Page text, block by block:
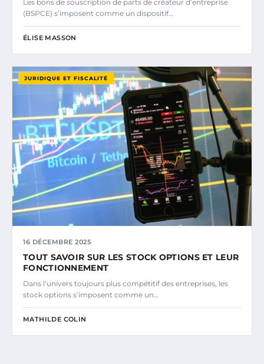
Les bons de souscription de parts de créateur d’entreprise
(BSPCE) s’imposent comme un dispositif…
ÉLISE MASSON
JURIDIQUE ET FISCALITÉ
16 DÉCEMBRE 2025
TOUT SAVOIR SUR LES STOCK OPTIONS ET LEUR
FONCTIONNEMENT
Dans l’univers toujours plus compétitif des entreprises, les
stock options s’imposent comme un…
MATHILDE COLIN